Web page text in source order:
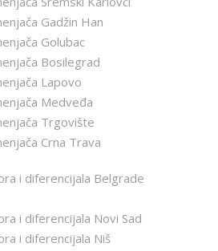
Gadžin Han
Golubac
Bosilegrad
Lapovo
Medveđa
Trgovište
Crna Trava
i diferencijala Belgrade
i diferencijala Novi Sad
i diferencijala Niš